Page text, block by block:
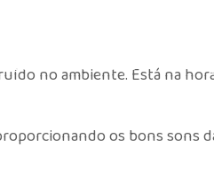
Serviços
no ambiente. Está na
os bons sons